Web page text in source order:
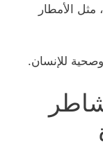
الأمطار
وصحية للإنسان.